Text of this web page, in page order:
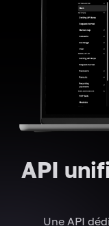
API
Une API